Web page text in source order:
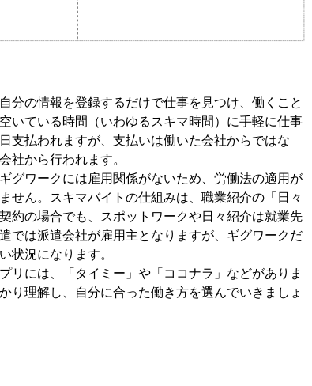
分の情報を登録するだけで仕事を見つけ、働くこと
いている時間（いわゆるスキマ時間）に手軽に仕事
支払われますが、支払いは働いた会社からではな
社から行われます。
グワークには雇用関係がないため、労働法の適用が
せん。スキマバイトの仕組みは、職業紹介の「日々
約の場合でも、スポットワークや日々紹介は就業先
では派遣会社が雇用主となりますが、ギグワークだ
状況になります。
リには、「タイミー」や「ココナラ」などがありま
り理解し、自分に合った働き方を選んでいきましょ